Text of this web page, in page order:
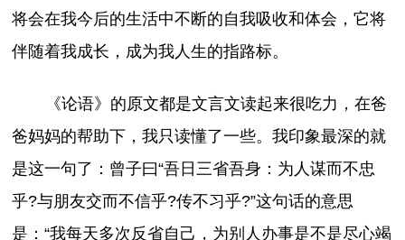
将会在我今后的生活中不断的自我吸收和体会，它将
伴随着我成长，成为我人生的指路标。
《论语》的原文都是文言文读起来很吃力，在爸
爸妈妈的帮助下，我只读懂了一些。我印象最深的就
是这一句了：曾子曰“吾日三省吾身：为人谋而不忠
乎?与朋友交而不信乎?传不习乎?”这句话的意思
是：“我每天多次反省自己，为别人办事是不是尽心竭